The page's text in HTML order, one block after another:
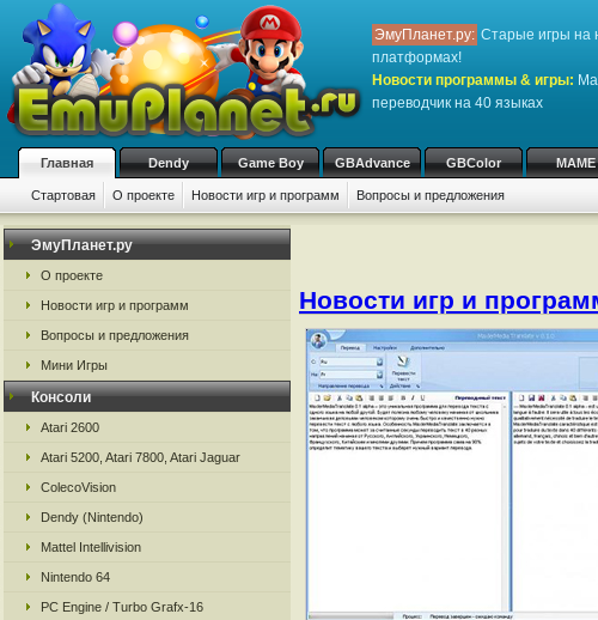
ЭмуПланет.ру: Старые игры на
платформах!
Новости программы & игры:
переводчик на 40 языках
Главная Dendy Game Boy GBAdvance GBColor MAME
Стартовая О проекте Новости игр и программ Вопросы и предложения
ЭмуПланет.ру
О проекте
Новости игр и программ
Вопросы и предложения
Мини Игры
Консоли
Atari 2600
Atari 5200, Atari 7800, Atari Jaguar
ColecoVision
Dendy (Nintendo)
Mattel Intellivision
Nintendo 64
PC Engine / Turbo Grafx-16
Новости игр и